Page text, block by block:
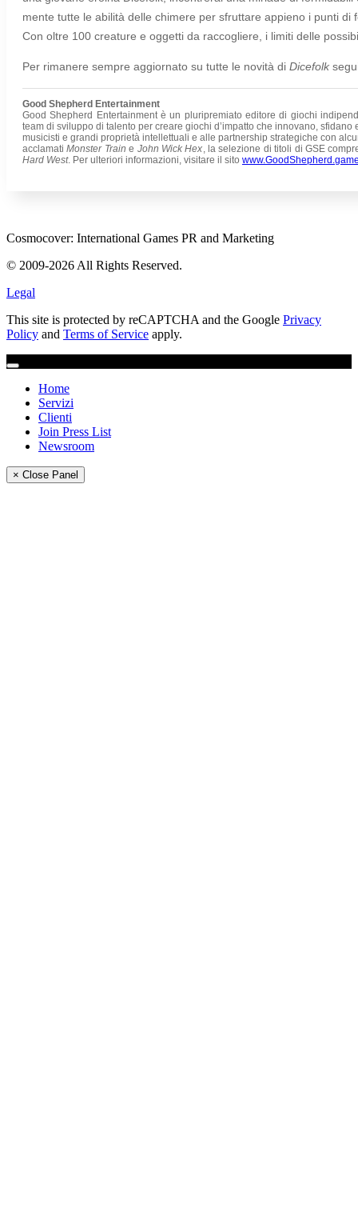
mente tutte le abilità delle chimere per sfruttare appieno i punti
Con oltre 100 creature e oggetti da raccogliere, i limiti delle
Per rimanere sempre aggiornato su tutte le novità di Dicefolk
Good Shepherd Entertainment
Good Shepherd Entertainment è un pluripremiato editore di giochi
team di sviluppo di talento per creare giochi d’impatto che innovano,
musicisti e grandi proprietà intellettuali e alle partnership strategiche con
acclamatiMonster Train e John Wick Hex, la selezione di titoli di GSE
Hard West. Per ulteriori informazioni, visitare il sito
Cosmocover: International Games PR and Marketing
© 2009-2026 All Rights Reserved.
Legal
This site is protected by reCAPTCHA and the Google Privacy
Policy and Terms of Service apply.
Home
Servizi
Clienti
Join Press List
Newsroom
× Close Panel